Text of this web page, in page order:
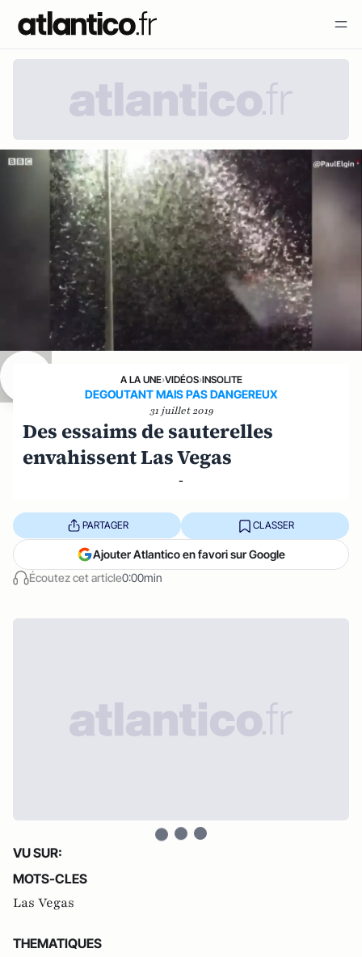
A LA UNE›VIDÉOS›INSOLITE
DEGOUTANT MAIS PAS DANGEREUX
31 juillet 2019
Des essaims de sauterelles
envahissent Las Vegas
-
Écoutez cet article0:00min
PARTAGER CLASSER
Ajouter Atlantico en favori sur Google
VU SUR:
MOTS-CLES
Las Vegas
THEMATIQUES